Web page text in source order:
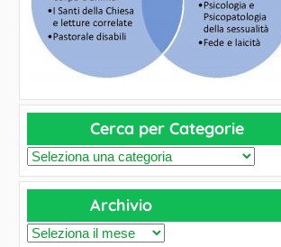
Cerca per Categorie
C
e
c
Archivio
A